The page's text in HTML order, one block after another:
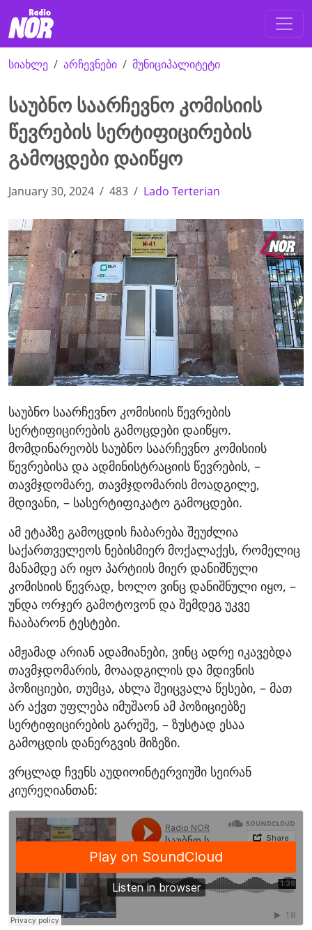
სიახლე არჩევნები მუნიციპალიტეტი
საუბნო საარჩევნო კომისიის
წევრების სერტიფიცირების
გამოცდები დაიწყო
January 30, 2024 483 Lado Terterian
საუბნო საარჩევნო კომისიის წევრების
სერტიფიცირების გამოცდები დაიწყო.
მომდინარეობს საუბნო საარჩევნო კომისიის
წევრებისა და ადმინისტრაციის წევრების, –
თავმჯდომარე, თავმჯდომარის მოადგილე,
მდივანი, – სასერტიფიკატო გამოცდები.
ამ ეტაპზე გამოცდის ჩაბარება შეუძლია
საქართველეოს ნებისმიერ მოქალაქეს, რომელიც
მანამდე არ იყო პარტიის მიერ დანიშნული
კომისიის წევრად, ხოლო ვინც დანიშნული იყო, –
უნდა ორჯერ გამოტოვონ და შემდეგ უკვე
ჩააბარონ ტესტები.
ამჟამად არიან ადამიანები, ვინც ადრე იკავებდა
თავმჯდომარის, მოაადგილის და მდივნის
პოზიციები, თუმცა, ახლა შეიცვალა წესები, – მათ
არ აქვთ უფლება იმუშაონ ამ პოზიციებზე
სერტიფიცირების გარეშე, – ზუსტად ესაა
გამოცდის დანერგვის მიზეზი.
ვრცლად ჩვენს აუდიოინტერვიუში სეირან
კიურეღიანთან: